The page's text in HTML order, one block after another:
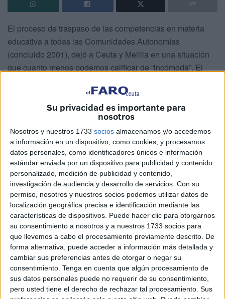
Su privacidad es importante para
nosotros
Nosotros y nuestros 1733 socios almacenamos y/o accedemos
a información en un dispositivo, como cookies, y procesamos
datos personales, como identificadores únicos e información
estándar enviada por un dispositivo para publicidad y contenido
personalizado, medición de publicidad y contenido,
investigación de audiencia y desarrollo de servicios. Con su
permiso, nosotros y nuestros socios podemos utilizar datos de
localización geográfica precisa e identificación mediante las
características de dispositivos. Puede hacer clic para otorgarnos
su consentimiento a nosotros y a nuestros 1733 socios para
que llevemos a cabo el procesamiento previamente descrito. De
forma alternativa, puede acceder a información más detallada y
cambiar sus preferencias antes de otorgar o negar su
consentimiento. Tenga en cuenta que algún procesamiento de
sus datos personales puede no requerir de su consentimiento,
pero usted tiene el derecho de rechazar tal procesamiento. Sus
El proceso de traspaso de las competencias en materia
educativa a todas las Comunidades Autonomías
(concluido 2001), dejó a Ceuta y Melilla en una situación
que cuanto menos podemos calificar de “incómoda”. El
Comunidades Autónomas, lo que implica que no puedan
tener competencias exclusivas (ni pueden legislar), dejó
nuestra educación como una “competencia residual” de un
Ministerio que desde entonces trabaja desde una
perspectiva muy distinta a la de la gestión. Este es el
origen de buena parte de nuestros problemas. Desde
entonces, han cambiado los Gobiernos, han pasado por
los cargos de responsabilidad decenas de personas, todas
(o casi todas) ellas cargadas de “buenas intenciones”; pero
el resultado ha sido siempre el mismo: un rotundo fracaso.
Porque no estamos ante un problema de ideología o de
personas, sino ante el clamoroso fracaso de un modelo de
gestión. Acabar de una vez por todas con este
despropósito es una necesidad inaplazable.
Siendo conscientes de que el cambio (político) para